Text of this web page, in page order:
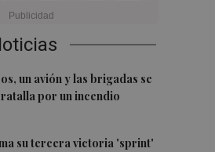
un avión y las brigadas se
por un incendio
su tercera victoria 'sprint'